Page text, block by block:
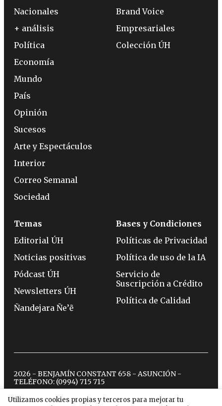
Utilizamos cookies propias y terceros para mejorar tu
Nacionales
+ análisis
Política
Economía
Mundo
País
Opinión
Sucesos
Arte y Espectáculos
Interior
Correo Semanal
Sociedad
Brand Voice
Empresariales
Colección ÚH
Temas
Editorial ÚH
Noticias positivas
Pódcast ÚH
Newsletters ÚH
Ñandejara Ñe’ẽ
Bases y Condiciones
Políticas de Privacidad
Política de uso de la IA
Servicio de
Suscripción a Crédito
Política de Calidad
2026 - BENJAMÍN CONSTANT 658 - ASUNCIÓN -
TELÉFONO: (0994) 715 715